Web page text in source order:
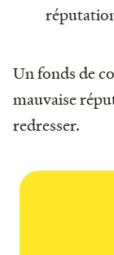
Un fonds de
mauvaise
redresser.